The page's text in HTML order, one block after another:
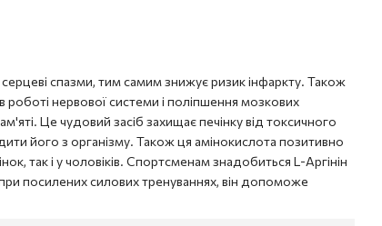
серцеві спазми, тим самим знижує ризик інфаркту. Також
роботі нервової системи і поліпшення мозкових
Це чудовий засіб захищає печінку від токсичного
його з організму. Також ця амінокислота позитивно
так і у чоловіків. Спортсменам знадобиться L-Аргінін
посилених силових тренуваннях, він допоможе